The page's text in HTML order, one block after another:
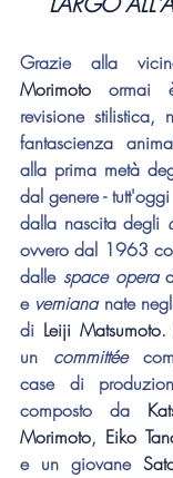
Grazie alla
Morimoto ormai
revisione stilistica,
fantascienza
alla prima metà
dal genere -
dalla nascita degli
ovvero dal 1963
dalle space opera
e verniana nate
di Leiji Matsumoto.
un committée
case di
composto da
Morimoto, Eiko
e un giovane